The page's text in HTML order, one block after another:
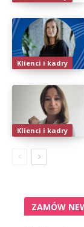
Klienci i kadry
Klienci i kadry
ZAMÓW